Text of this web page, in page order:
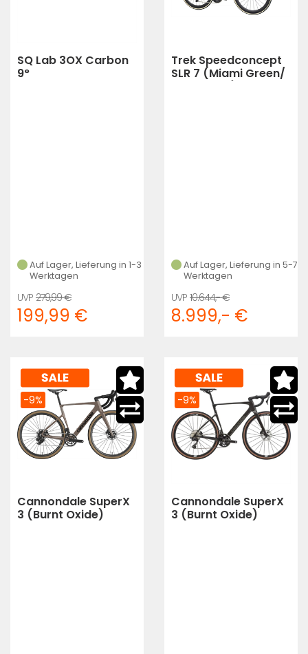
SQ Lab 3OX Carbon
9°
Auf Lager, Lieferung in 1-3
Werktagen
279,99 €
199,99 €
Trek Speedconcept
SLR 7 (Miami Green/
Auf Lager, Lieferung in 5-7
Werktagen
10.644,- €
8.999,- €
Cannondale SuperX
3 (Burnt Oxide)
-9%
Cannondale SuperX
3 (Burnt Oxide)
-9%